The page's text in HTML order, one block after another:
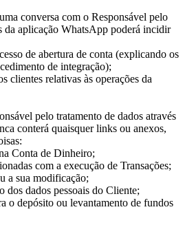
conversa com o Responsável pelo
da aplicação WhatsApp poderá incidir
de abertura de conta (explicando os
de integração);
clientes relativas às operações da
pelo tratamento de dados através
conterá quaisquer links ou anexos,
Conta de Dinheiro;
com a execução de Transações;
a sua modificação;
dos dados pessoais do Cliente;
o depósito ou levantamento de fundos